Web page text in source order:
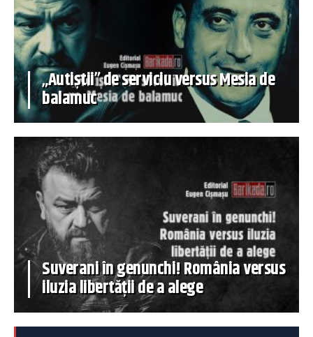
„Autiștii” de serviciu versus Mesia de
balamuc
Suverani în genunchi! România versus
iluzia libertății de a alege